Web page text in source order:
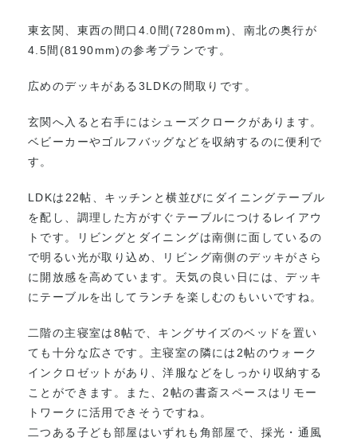
東玄関、東西の間口4.0間(7280mm)、南北の奥行が
4.5間(8190mm)の参考プランです。
広めのデッキがある3LDKの間取りです。
玄関へ入ると右手にはシューズクロークがあります。
ベビーカーやゴルフバッグなどを収納するのに便利で
す。
LDKは22帖、キッチンと横並びにダイニングテーブル
を配し、調理した方がすぐテーブルにつけるレイアウ
トです。リビングとダイニングは南側に面しているの
で明るい光が取り込め、リビング南側のデッキがさら
に開放感を高めています。天気の良い日には、デッキ
にテーブルを出してランチを楽しむのもいいですね。
二階の主寝室は8帖で、キングサイズのベッドを置い
ても十分な広さです。主寝室の隣には2帖のウォーク
インクロゼットがあり、洋服などをしっかり収納する
ことができます。また、2帖の書斎スペースはリモー
トワークに活用できそうですね。
二つある子ども部屋はいずれも角部屋で、採光・通風